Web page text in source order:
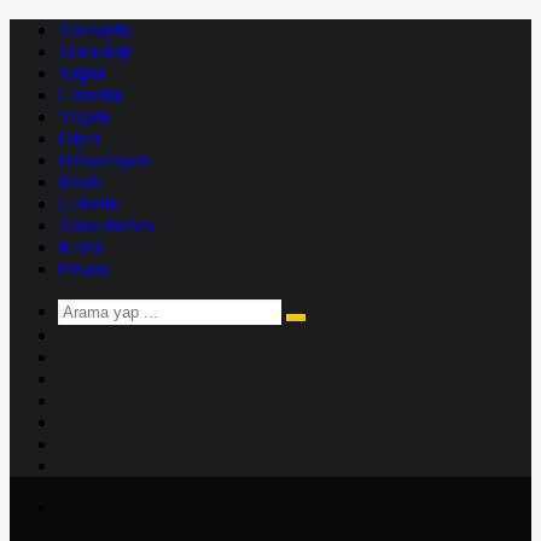
Anasayfa
Teknoloji
Sağlık
Güzellik
Yaşam
Diyet
Dekorasyon
Moda
Gebelik
Anne-Bebek
Kadın
Finans
Arama